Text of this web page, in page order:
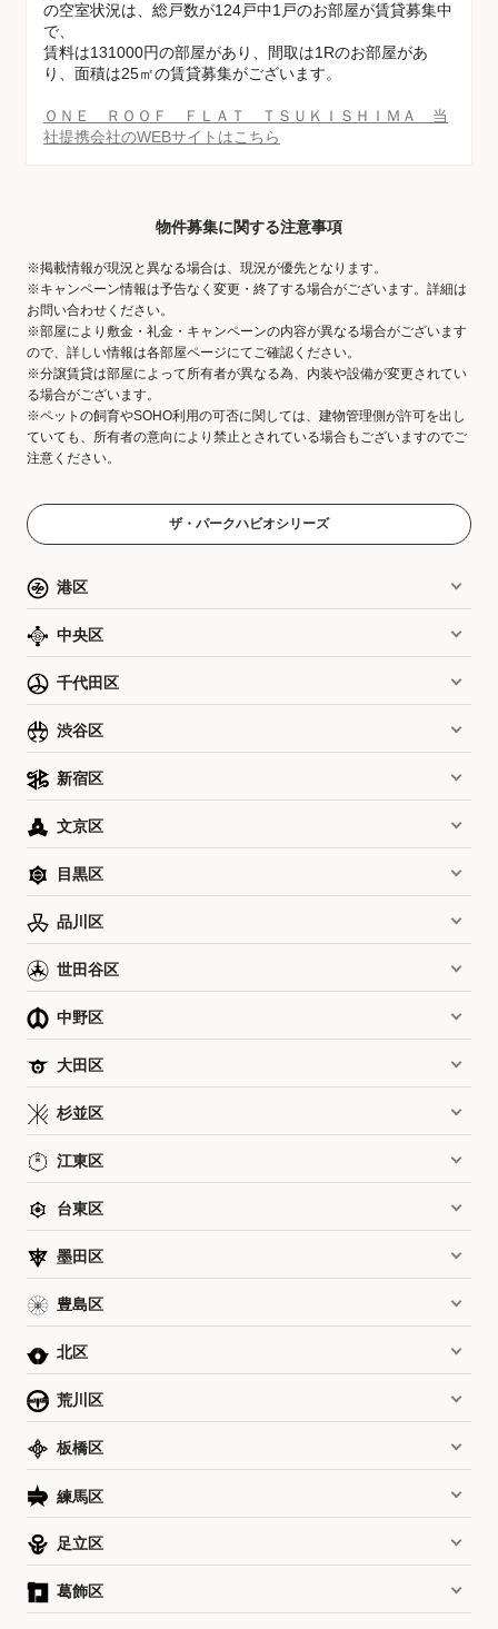
の空室状況は、総戸数が124戸中1戸のお部屋が賃貸募集中
で、
賃料は131000円の部屋があり、間取は1Rのお部屋があ
り、面積は25㎡の賃貸募集がございます。
ＯＮＥ ＲＯＯＦ ＦＬＡＴ ＴＳＵＫＩＳＨＩＭＡ 当
社提携会社のWEBサイトはこちら
物件募集に関する注意事項
※掲載情報が現況と異なる場合は、現況が優先となります。
※キャンペーン情報は予告なく変更・終了する場合がございます。詳細は
お問い合わせください。
※部屋により敷金・礼金・キャンペーンの内容が異なる場合がございます
ので、詳しい情報は各部屋ページにてご確認ください。
※分譲賃貸は部屋によって所有者が異なる為、内装や設備が変更されてい
る場合がございます。
※ペットの飼育やSOHO利用の可否に関しては、建物管理側が許可を出し
ていても、所有者の意向により禁止とされている場合もございますのでご
注意ください。
ザ・パークハビオシリーズ
港区
中央区
千代田区
渋谷区
新宿区
文京区
目黒区
品川区
世田谷区
中野区
大田区
杉並区
江東区
台東区
墨田区
豊島区
北区
荒川区
板橋区
練馬区
足立区
葛飾区